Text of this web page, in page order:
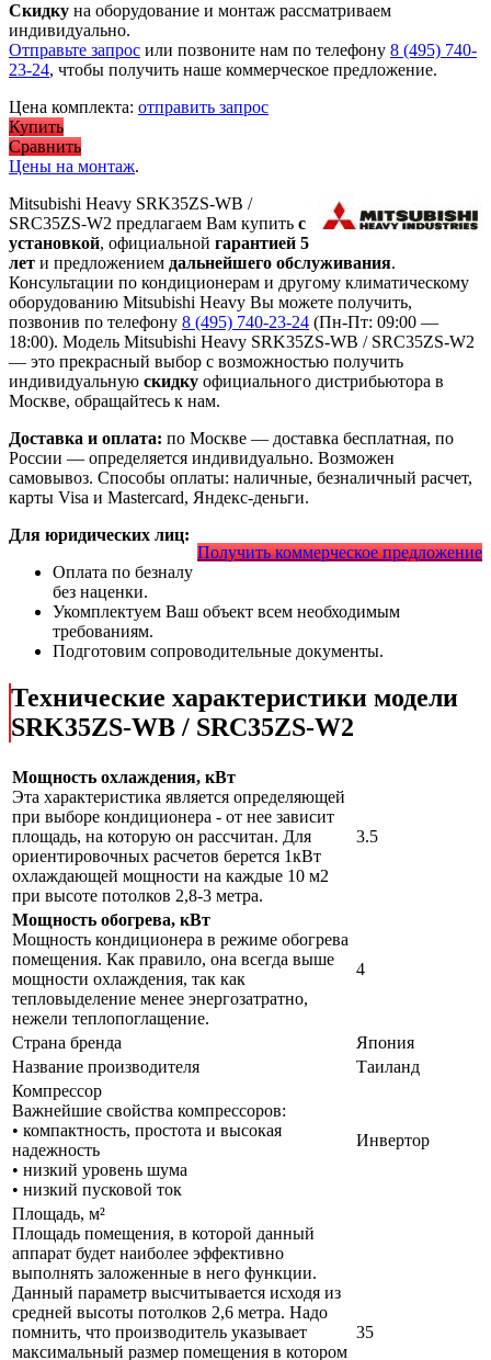
Скидку на оборудование и монтаж рассматриваем
индивидуально.
Отправьте запрос или позвоните нам по телефону 8 (495) 740-
23-24, чтобы получить наше коммерческое предложение.
Цена комплекта: отправить запрос
Купить
Сравнить
Цены на монтаж.
Mitsubishi Heavy SRK35ZS-WB /
SRC35ZS-W2 предлагаем Вам купить с
установкой, официальной гарантией 5
лет и предложением дальнейшего обслуживания.
Консультации по кондиционерам и другому климатическому
оборудованию Mitsubishi Heavy Вы можете получить,
позвонив по телефону 8 (495) 740-23-24 (Пн-Пт: 09:00 —
18:00). Модель Mitsubishi Heavy SRK35ZS-WB / SRC35ZS-W2
— это прекрасный выбор с возможностью получить
индивидуальную скидку официального дистрибьютора в
Москве, обращайтесь к нам.
Доставка и оплата: по Москве — доставка бесплатная, по
России — определяется индивидуально. Возможен
самовывоз. Способы оплаты: наличные, безналичный расчет,
карты Visa и Mastercard, Яндекс-деньги.
Получить коммерческое предложение
Для юридических лиц:
Оплата по безналу
без наценки.
Укомплектуем Ваш объект всем необходимым
требованиям.
Подготовим сопроводительные документы.
Технические характеристики модели
SRK35ZS-WB / SRC35ZS-W2
Мощность охлаждения, кВт
Эта характеристика является определяющей
при выборе кондиционера - от нее зависит
площадь, на которую он рассчитан. Для
ориентировочных расчетов берется 1кВт
охлаждающей мощности на каждые 10 м2
при высоте потолков 2,8-3 метра.
3.5
Мощность обогрева, кВт
Мощность кондиционера в режиме обогрева
помещения. Как правило, она всегда выше
мощности охлаждения, так как
тепловыделение менее энергозатратно,
нежели теплопоглащение.
4
Страна бренда
Япония
Название производителя
Таиланд
Компрессор
Важнейшие свойства компрессоров:
• компактность, простота и высокая
надежность
• низкий уровень шума
• низкий пусковой ток
Инвертор
Площадь, м²
Площадь помещения, в которой данный
аппарат будет наиболее эффективно
выполнять заложенные в него функции.
Данный параметр высчитывается исходя из
средней высоты потолков 2,6 метра. Надо
помнить, что производитель указывает
максимальный размер помещения в котором
35